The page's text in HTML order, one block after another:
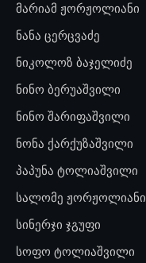
მარიამ ჟორჟოლიანი
ნანა ცერცვაძე
ნიკოლოზ ბაჯელიძე
ნინო ბერუაშვილი
ნინო შარიფაშვილი
ნონა ქარქუზაშვილი
პაპუნა ტოლიაშვილი
სალომე ჟორჟოლიანი
სინერჯი ჯგუფი
სოფო ტოლიაშვილი